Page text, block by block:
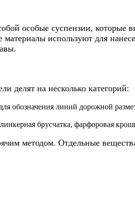
особые суспензии, которые
используют для
делят на несколько категорий:
обозначения линий дорожной
брусчатка, фарфоровая
методом. Отдельные